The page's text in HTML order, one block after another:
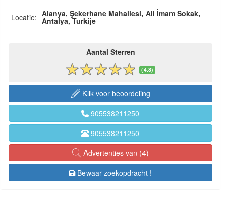
Locatie: Alanya, Şekerhane Mahallesi, Ali İmam Sokak,
Antalya, Turkije
Aantal Sterren
(4.8)
Klik voor beoordeling
905538211250
905538211250
Advertenties van (4)
Bewaar zoekopdracht !